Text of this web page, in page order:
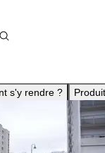
s'y rendre ?